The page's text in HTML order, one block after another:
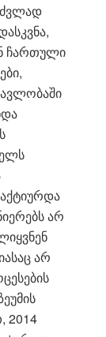
ჩართული
არ
არ
2014